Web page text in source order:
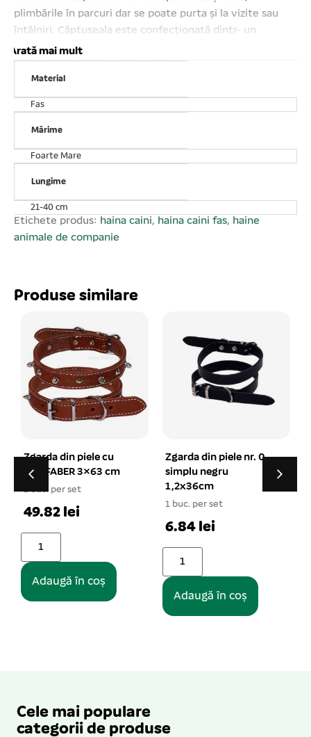
plimbările în parcuri dar se poate purta și la vizite sau
întâlniri. Căptușeala este confecționată dintr- un
material moale, confortabil și călduros. Ușor de îmbrăcat
și dezbrăcat cu ajutorul capselor. Design- ul oferă o
senzație de confort sporit. A nu se folosi
înălbitori;Mărime: XL;Lungime spate: 16# – 40, 64 cm;
Arată mai mult
Material
Fas
Mărime
Foarte Mare
Lungime
21-40 cm
Etichete produs: haina caini, haina caini fas, haine
animale de companie
Produse similare
Zgarda din piele nr. 0
simplu negru
1,2x36cm
1 buc. per set
Trimmer grebla cu
gheare lungi si indoit 8
lame
1 buc. per set
13.83 lei
Adaugă în coș
Cele mai populare
categorii de produse